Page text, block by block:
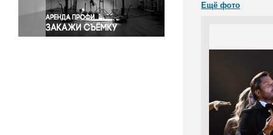
Экономика и бизнес
Ещё фото